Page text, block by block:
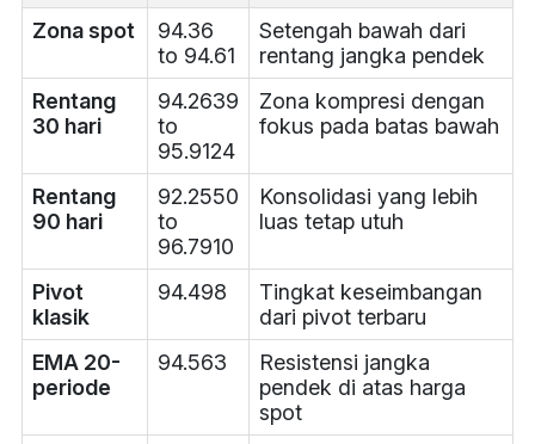
Zona spot
94.36
to 94.61
Setengah bawah dari
rentang jangka pendek
Rentang
30 hari
94.2639
to
95.9124
Zona kompresi dengan
fokus pada batas bawah
Rentang
90 hari
92.2550
to
96.7910
Konsolidasi yang lebih
luas tetap utuh
Pivot
klasik
94.498
Tingkat keseimbangan
dari pivot terbaru
EMA 20-
periode
94.563
Resistensi jangka
pendek di atas harga
spot